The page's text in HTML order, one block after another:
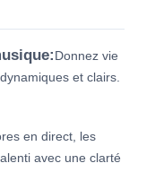
Donnez vie
et clairs.
en direct, les
avec une clarté